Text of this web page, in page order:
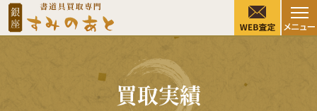
買取実績